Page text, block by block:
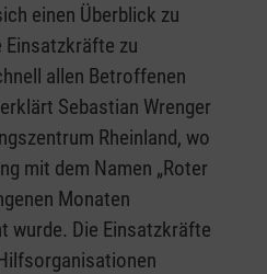
einen Überblick zu
zu
allen Betroffenen
Sebastian Wrenger
Rheinland, wo
mit dem Namen „Roter
Monaten
wurde. Die Einsatzkräfte